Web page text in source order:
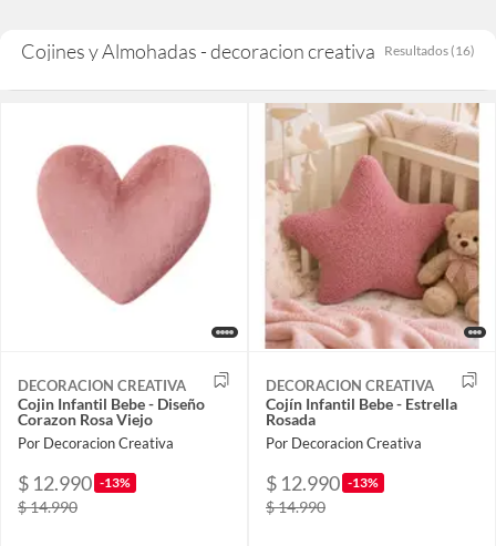
Cojines y Almohadas - decoracion creativa Resultados (16)
DECORACION CREATIVA
Cojin Infantil Bebe - Diseño
Corazon Rosa Viejo
Por Decoracion Creativa
$ 12.990 -13%
$ 14.990
DECORACION CREATIVA
Cojín Infantil Bebe - Estrella
Rosada
Por Decoracion Creativa
$ 12.990 -13%
$ 14.990